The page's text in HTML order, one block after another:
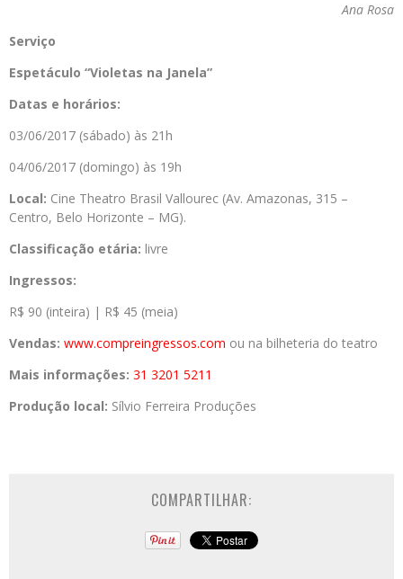
Ana Rosa
Serviço
Espetáculo “Violetas na Janela”
Datas e horários:
03/06/2017 (sábado) às 21h
04/06/2017 (domingo) às 19h
Local: Cine Theatro Brasil Vallourec (Av. Amazonas, 315 –
Centro, Belo Horizonte – MG).
Classificação etária: livre
Ingressos:
R$ 90 (inteira) | R$ 45 (meia)
Vendas: www.compreingressos.com ou na bilheteria do teatro
Mais informações: 31 3201 5211
Produção local: Sílvio Ferreira Produções
COMPARTILHAR: